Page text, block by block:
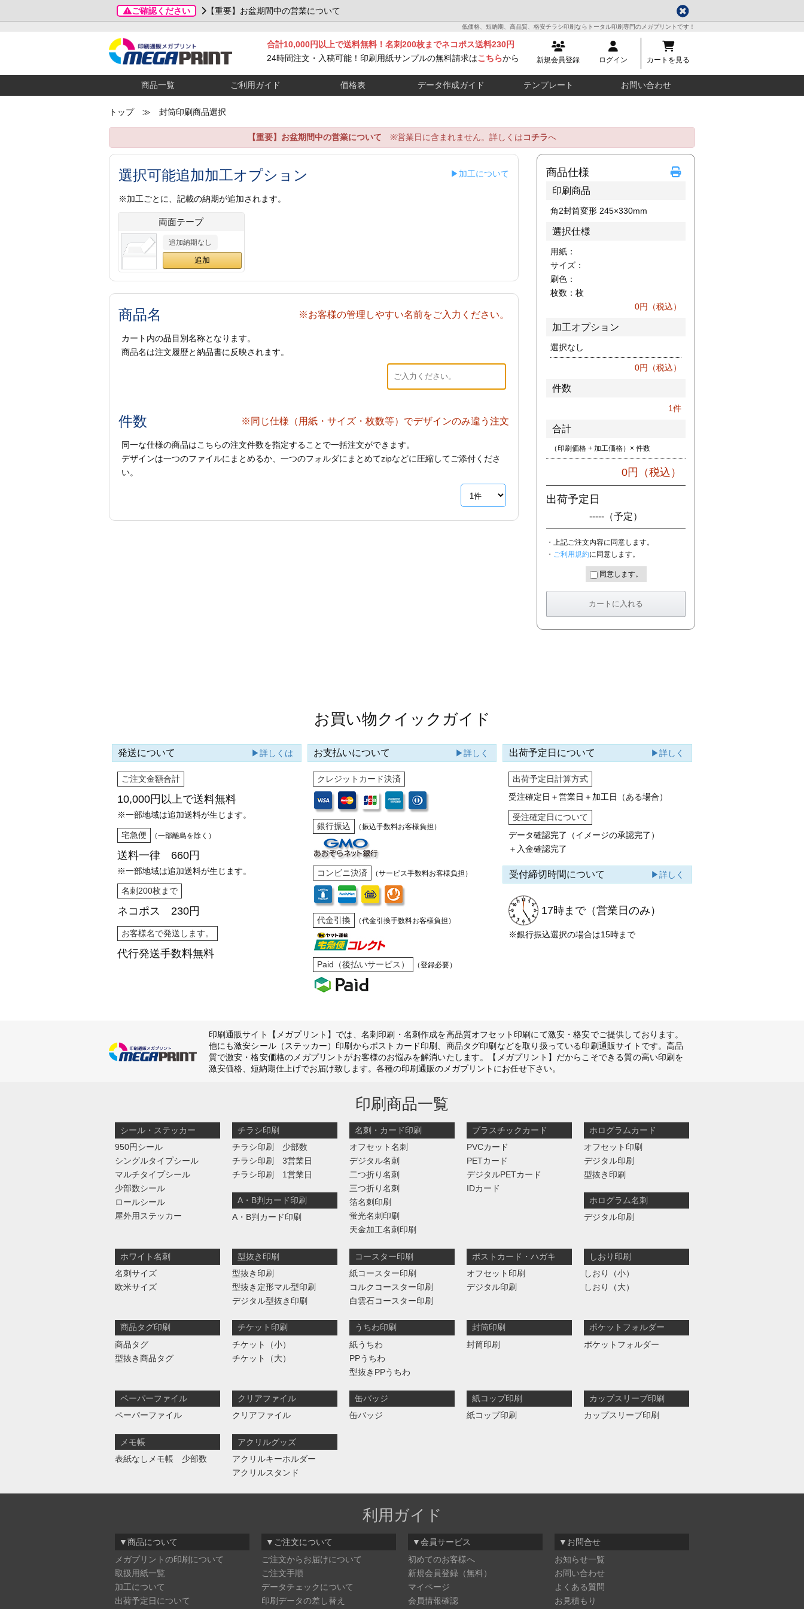
ご確認ください 【重要】お盆期間中の営業について
低価格、短納期、高品質、格安チラシ印刷ならトータル印刷専門のメガプリントです！
新規会員登録 ログイン カートを見る
合計10,000円以上で送料無料！名刺200枚までネコポス送料230円
24時間注文・入稿可能！印刷用紙サンプルの無料請求はこちらから
商品一覧 ご利用ガイド 価格表 データ作成ガイド テンプレート お問い合わせ
トップ≫ 封筒印刷商品選択
【重要】お盆期間中の営業について ※営業日に含まれません。詳しくはコチラへ
選択可能追加加工オプション ▶加工について
※加工ごとに、記載の納期が追加されます。
両面テープ
追加納期なし
商品名 ※お客様の管理しやすい名前をご入力ください。
カート内の品目別名称となります。
商品名は注文履歴と納品書に反映されます。
件数 ※同じ仕様（用紙・サイズ・枚数等）でデザインのみ違う注文
同一な仕様の商品はこちらの注文件数を指定することで一括注文ができます。
デザインは一つのファイルにまとめるか、一つのフォルダにまとめてzipなどに圧縮してご添付くださ
い。
商品仕様
印刷商品
角2封筒変形 245×330mm
選択仕様
用紙：
サイズ：
刷色：
枚数： 枚
0円（税込）
加工オプション
選択なし
0円（税込）
件数
1件
合計
（印刷価格 + 加工価格）× 件数
0円（税込）
出荷予定日
----- （予定）
・上記ご注文内容に同意します。
・ ご利用規約に同意します。
同意します。
お買い物クイックガイド
発送について ▶詳しくは
ご注文金額合計
10,000円以上で送料無料
※一部地域は追加送料が生じます。
宅急便 （一部離島を除く）
送料一律 660円
※一部地域は追加送料が生じます。
名刺200枚まで
ネコポス 230円
お客様名で発送します。
代行発送手数料無料
お支払いについて ▶詳しく
クレジットカード決済
銀行振込 （振込手数料お客様負担）
コンビニ決済 （サービス手数料お客様負担）
代金引換 （代金引換手数料お客様負担）
Paid（後払いサービス） （登録必要）
出荷予定日について ▶詳しく
出荷予定日計算方式
受注確定日＋営業日＋加工日（ある場合）
受注確定日について
データ確認完了（イメージの承認完了）
＋入金確認完了
受付締切時間について ▶詳しく
17時まで（営業日のみ）
※銀行振込選択の場合は15時まで
印刷通販サイト【メガプリント】では、名刺印刷・名刺作成を高品質オフセット印刷にて激安・格安でご提供しております。
他にも激安シール（ステッカー）印刷からポストカード印刷、商品タグ印刷などを取り扱っている印刷通販サイトです。高品
質で激安・格安価格のメガプリントがお客様のお悩みを解消いたします。【メガプリント】だからこそできる質の高い印刷を
激安価格、短納期仕上げでお届け致します。各種の印刷通販のメガプリントにお任せ下さい。
印刷商品一覧
シール・ステッカー
950円シール
シングルタイプシール
マルチタイプシール
少部数シール
ロールシール
屋外用ステッカー
チラシ印刷
チラシ印刷 少部数
チラシ印刷 3営業日
チラシ印刷 1営業日
A・B判カード印刷
A・B判カード印刷
名刺・カード印刷
オフセット名刺
デジタル名刺
二つ折り名刺
三つ折り名刺
箔名刺印刷
蛍光名刺印刷
天金加工名刺印刷
プラスチックカード
PVCカード
PETカード
デジタルPETカード
IDカード
ホログラムカード
オフセット印刷
デジタル印刷
型抜き印刷
ホログラム名刺
デジタル印刷
ホワイト名刺
名刺サイズ
欧米サイズ
型抜き印刷
型抜き印刷
型抜き定形マル型印刷
デジタル型抜き印刷
コースター印刷
紙コースター印刷
コルクコースター印刷
白雲石コースター印刷
ポストカード・ハガキ
オフセット印刷
デジタル印刷
しおり印刷
しおり（小）
しおり（大）
商品タグ印刷
商品タグ
型抜き商品タグ
チケット印刷
チケット（小）
チケット（大）
うちわ印刷
紙うちわ
PPうちわ
型抜きPPうちわ
封筒印刷
封筒印刷
ポケットフォルダー
ポケットフォルダー
ペーパーファイル
ペーパーファイル
クリアファイル
クリアファイル
缶バッジ
缶バッジ
紙コップ印刷
紙コップ印刷
カップスリーブ印刷
カップスリーブ印刷
メモ帳
表紙なしメモ帳 少部数
アクリルグッズ
アクリルキーホルダー
アクリルスタンド
利用ガイド
▼商品について
メガプリントの印刷について
取扱用紙一覧
加工について
出荷予定日について
▼ご注文について
ご注文からお届けについて
ご注文手順
データチェックについて
印刷データの差し替え
▼会員サービス
初めてのお客様へ
新規会員登録（無料）
マイページ
会員情報確認
▼お問合せ
お知らせ一覧
お問い合わせ
よくある質問
お見積もり